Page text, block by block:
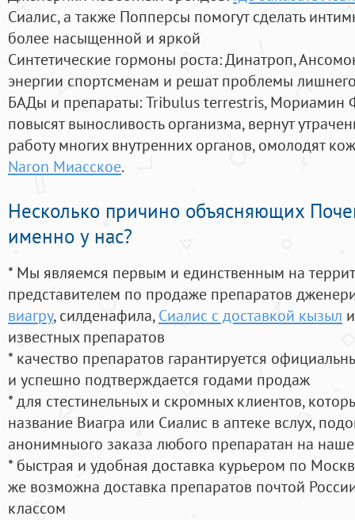
Сиалис, а также Попперсы помогут сделать
более насыщенной и яркой
Синтетические гормоны роста: Динатроп,
энергии спортсменам и решат проблемы
БАДы и препараты:Tribulus terrestris, Мориамин
повысят выносливость организма, вернут
работу многих внутренних органов, омолодят
Naron Миасское.
Несколько причино объясняющих
именно у нас?
* Мы являемся первым и единственным на
представителем по продаже препаратов
виагру, силденафила, Сиалис с доставкой кызыл
известных препаратов
* качество препаратов гарантируется
и успешно подтверждается годами продаж
* для стестинельных и скромных клиентов,
название Виагра или Сиалис в аптеке вслух,
анонимныого заказа любого препаратан на
* быстрая и удобная доставка курьером по
же возможна доставка препаратов почтой
классом